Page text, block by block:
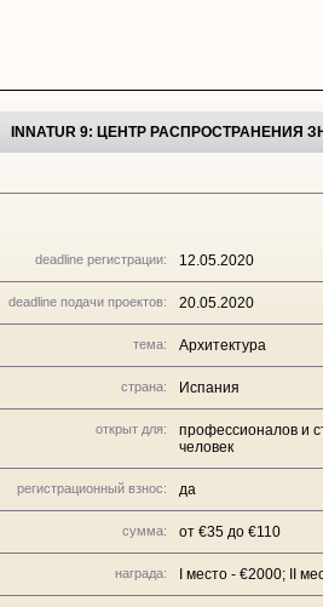
INNATUR 9: ЦЕНТР РАСПРОСТРАНЕНИЯ
deadline регистрации: 12.05.2020
deadline подачи проектов: 20.05.2020
тема: Архитектура
страна: Испания
открыт для:
профессионалов и
человек
регистрационный взнос: да
сумма: от €35 до €110
награда: I место - €2000; II